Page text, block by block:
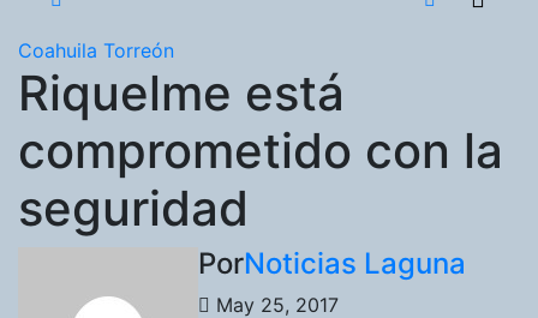
Coahuila Torreón
Riquelme está
comprometido con la
seguridad
PorNoticias Laguna
May 25, 2017